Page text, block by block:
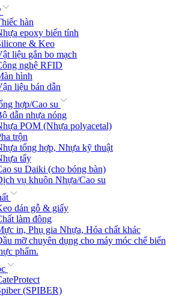
hàn
epoxy biến tính
& Keo
liệu gắn bo mạch
nghệ RFID
hình
liệu bán dẫn
hợp/Cao su
dẫn nhựa nóng
POM (Nhựa polyacetal)
trộn
tổng hợp, Nhựa kỹ thuật
tẩy
su Daiki (cho bóng bàn)
vụ khuôn Nhựa/Cao su
dán gỗ & giấy
làm đông
in, Phụ gia Nhựa, Hóa chất khác
mỡ chuyên dụng cho máy móc chế biến
phẩm.
(SPIBER)